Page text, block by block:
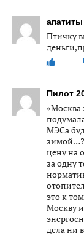
апатиты
Птичку
Пилот
«Москва
МЭСа
цену на
за одну
это к
Москву
дела ни